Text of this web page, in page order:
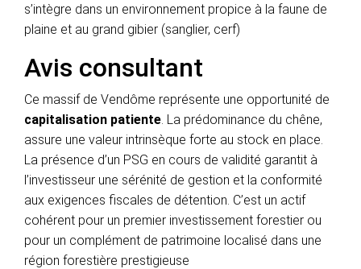
s’intègre dans un environnement propice à la faune de
plaine et au grand gibier (sanglier, cerf)
Avis consultant
Ce massif de Vendôme représente une opportunité de
capitalisation patiente. La prédominance du chêne,
assure une valeur intrinsèque forte au stock en place.
La présence d’un PSG en cours de validité garantit à
l’investisseur une sérénité de gestion et la conformité
aux exigences fiscales de détention. C’est un actif
cohérent pour un premier investissement forestier ou
pour un complément de patrimoine localisé dans une
région forestière prestigieuse